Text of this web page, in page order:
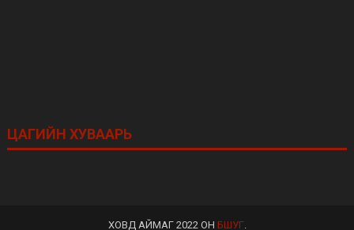
ЦАГИЙН ХУВААРЬ
ХОВД АЙМАГ 2022 ОН БШУГ.